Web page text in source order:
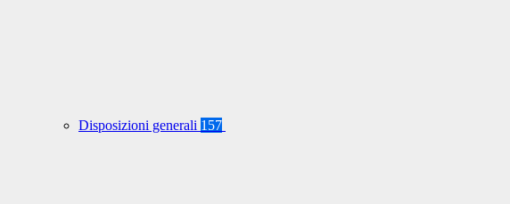
Disposizioni generali 157